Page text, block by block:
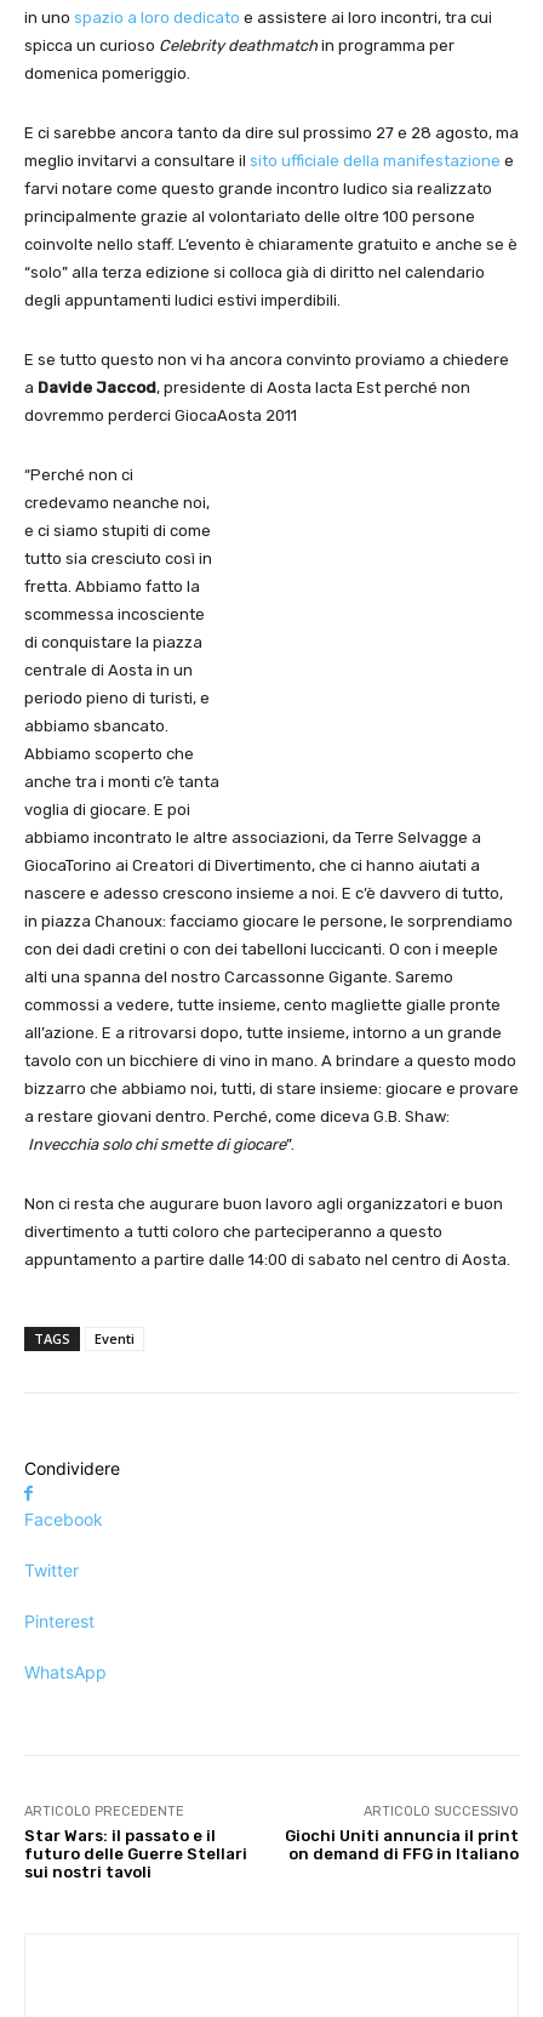
in uno spazio a loro dedicato e assistere ai loro incontri, tra cui
spicca un curioso Celebrity deathmatch in programma per
domenica pomeriggio.
E ci sarebbe ancora tanto da dire sul prossimo 27 e 28 agosto, ma
meglio invitarvi a consultare il sito ufficiale della manifestazione e
farvi notare come questo grande incontro ludico sia realizzato
principalmente grazie al volontariato delle oltre 100 persone
coinvolte nello staff. L’evento è chiaramente gratuito e anche se è
“solo” alla terza edizione si colloca già di diritto nel calendario
degli appuntamenti ludici estivi imperdibili.
E se tutto questo non vi ha ancora convinto proviamo a chiedere
a Davide Jaccod, presidente di Aosta Iacta Est perché non
dovremmo perderci GiocaAosta 2011
“Perché non ci
credevamo neanche noi,
e ci siamo stupiti di come
tutto sia cresciuto così in
fretta. Abbiamo fatto la
scommessa incosciente
di conquistare la piazza
centrale di Aosta in un
periodo pieno di turisti, e
abbiamo sbancato.
Abbiamo scoperto che
anche tra i monti c’è tanta
voglia di giocare. E poi
abbiamo incontrato le altre associazioni, da Terre Selvagge a
GiocaTorino ai Creatori di Divertimento, che ci hanno aiutati a
nascere e adesso crescono insieme a noi. E c’è davvero di tutto,
in piazza Chanoux: facciamo giocare le persone, le sorprendiamo
con dei dadi cretini o con dei tabelloni luccicanti. O con i meeple
alti una spanna del nostro Carcassonne Gigante. Saremo
commossi a vedere, tutte insieme, cento magliette gialle pronte
all’azione. E a ritrovarsi dopo, tutte insieme, intorno a un grande
tavolo con un bicchiere di vino in mano. A brindare a questo modo
bizzarro che abbiamo noi, tutti, di stare insieme: giocare e provare
a restare giovani dentro. Perché, come diceva G.B. Shaw:
Invecchia solo chi smette di giocare”.
Non ci resta che augurare buon lavoro agli organizzatori e buon
divertimento a tutti coloro che parteciperanno a questo
appuntamento a partire dalle 14:00 di sabato nel centro di Aosta.
TAGS Eventi
Condividere
Facebook
Twitter
Pinterest
WhatsApp
ARTICOLO PRECEDENTE
Star Wars: il passato e il
futuro delle Guerre Stellari
sui nostri tavoli
ARTICOLO SUCCESSIVO
Giochi Uniti annuncia il print
on demand di FFG in Italiano